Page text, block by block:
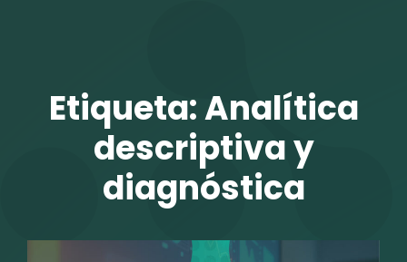
Etiqueta:Analítica
descriptiva y
diagnóstica